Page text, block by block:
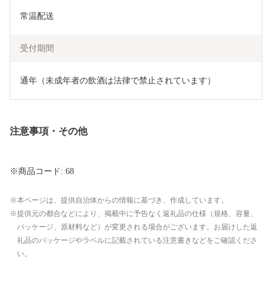
常温配送
受付期間
通年（未成年者の飲酒は法律で禁止されています）
注意事項・その他
※商品コード: 68
本ページは、提供自治体からの情報に基づき、作成しています。
提供元の都合などにより、掲載中に予告なく返礼品の仕様（規格、容量、
パッケージ、原材料など）が変更される場合がございます。お届けした返
礼品のパッケージやラベルに記載されている注意書きなどをご確認くださ
い。